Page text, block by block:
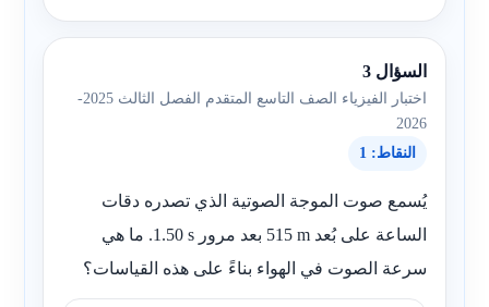
السؤال 3
اختبار الفيزياء الصف التاسع المتقدم الفصل الثالث 2025-
2026
النقاط: 1
يُسمع صوت الموجة الصوتية الذي تصدره دقات
الساعة على بُعد 515 mبعد مرور 1.50 s. ما هي
سرعة الصوت في الهواء بناءً على هذه القياسات؟